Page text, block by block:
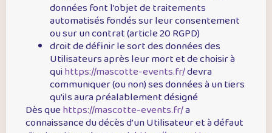
données font l’objet de traitements
automatisés fondés sur leur consentement
ou sur un contrat (article 20 RGPD)
droit de définir le sort des données des
Utilisateurs après leur mort et de choisir à
quihttps://mascotte-events.fr/devra
communiquer (ou non) ses données à un tiers
qu’ils aura préalablement désigné
Dès quehttps://mascotte-events.fr/a
connaissance du décès d’un Utilisateur et à défaut